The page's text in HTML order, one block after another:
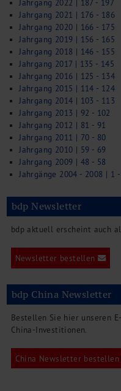
Jahrgang 2022 | 187 - 197
Jahrgang 2021 | 176 - 186
Jahrgang 2020 | 166 - 175
Jahrgang 2019 | 156 - 165
Jahrgang 2018 | 146 - 155
Jahrgang 2017 | 135 - 145
Jahrgang 2016 | 125 - 134
Jahrgang 2015 | 114 - 124
Jahrgang 2014 | 103 - 113
Jahrgang 2013 | 92 - 102
Jahrgang 2012 | 81 - 91
Jahrgang 2011 | 70 - 80
Jahrgang 2010 | 59 - 69
Jahrgang 2009 | 48 - 58
Jahrgänge 2004 - 2008 | 1
bdp Newsletter
bdp aktuell erscheint auch
Newsletter bestellen
bdp China Newsletter
Bestellen Sie hier unseren
China-Investitionen.
China Newsletter